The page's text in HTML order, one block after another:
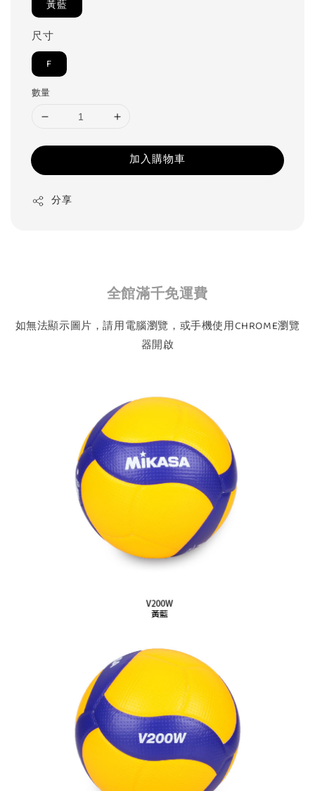
黃藍
尺寸
F
數量
加入購物車
分享
全館滿千免運費
如無法顯示圖片，請用電腦瀏覽，或手機使用CHROME瀏覽
器開啟